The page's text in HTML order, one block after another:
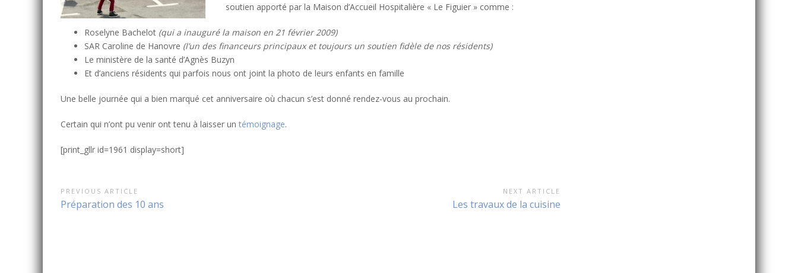
soutien apporté par la Maison d’Accueil Hospitalière « Le Figuier » comme :
Roselyne Bachelot (qui a inauguré la maison en 21 février 2009)
SAR Caroline de Hanovre (l’un des financeurs principaux et toujours un soutien fidèle de nos résidents)
Le ministère de la santé d’Agnès Buzyn
Et d’anciens résidents qui parfois nous ont joint la photo de leurs enfants en famille
Une belle journée qui a bien marqué cet anniversaire où chacun s’est donné rendez-vous au prochain.
Certain qui n’ont pu venir ont tenu à laisser un témoignage.
[print_gllr id=1961 display=short]
Navigation
de
PREVIOUS ARTICLE
Previous
Préparation des 10 ans
NEXT ARTICLE
Next
Les travaux de la cuisine